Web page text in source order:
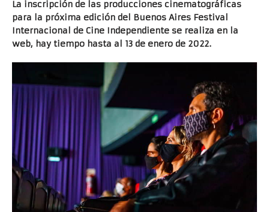
La inscripción de las producciones cinematográficas
para la próxima edición del Buenos Aires Festival
Internacional de Cine Independiente se realiza en la
web, hay tiempo hasta al 13 de enero de 2022.